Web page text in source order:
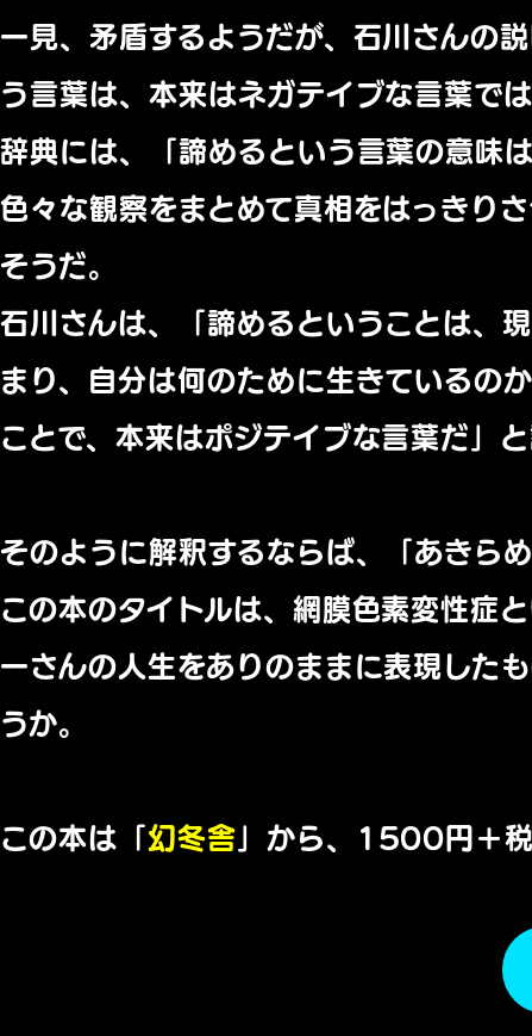
一見、矛盾するようだが、石川さんの
う言葉は、本来はネガテイブな言葉で
辞典には、「諦めるという言葉の意味
色々な観察をまとめて真相をはっきり
そうだ。
石川さんは、「諦めるということは、
まり、自分は何のために生きているの
ことで、本来はポジテイブな言葉だ」と
そのように解釈するならば、「あきら
この本のタイトルは、網膜色素変性症
一さんの人生をありのままに表現した
うか。
この本は「 幻冬舎 」から、1500円＋税